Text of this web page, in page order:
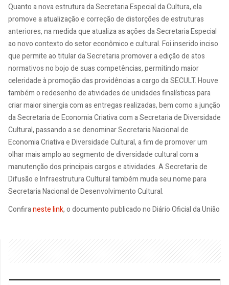
Quanto a nova estrutura da Secretaria Especial da Cultura, ela
promove a atualização e correção de distorções de estruturas
anteriores, na medida que atualiza as ações da Secretaria Especial
ao novo contexto do setor econômico e cultural. Foi inserido inciso
que permite ao titular da Secretaria promover a edição de atos
normativos no bojo de suas competências, permitindo maior
celeridade à promoção das providências a cargo da SECULT. Houve
também o redesenho de atividades de unidades finalísticas para
criar maior sinergia com as entregas realizadas, bem como a junção
da Secretaria de Economia Criativa com a Secretaria de Diversidade
Cultural, passando a se denominar Secretaria Nacional de
Economia Criativa e Diversidade Cultural, a fim de promover um
olhar mais amplo ao segmento de diversidade cultural com a
manutenção dos principais cargos e atividades. A Secretaria de
Difusão e Infraestrutura Cultural também muda seu nome para
Secretaria Nacional de Desenvolvimento Cultural.
Confiraneste link, o documento publicado no Diário Oficial da União